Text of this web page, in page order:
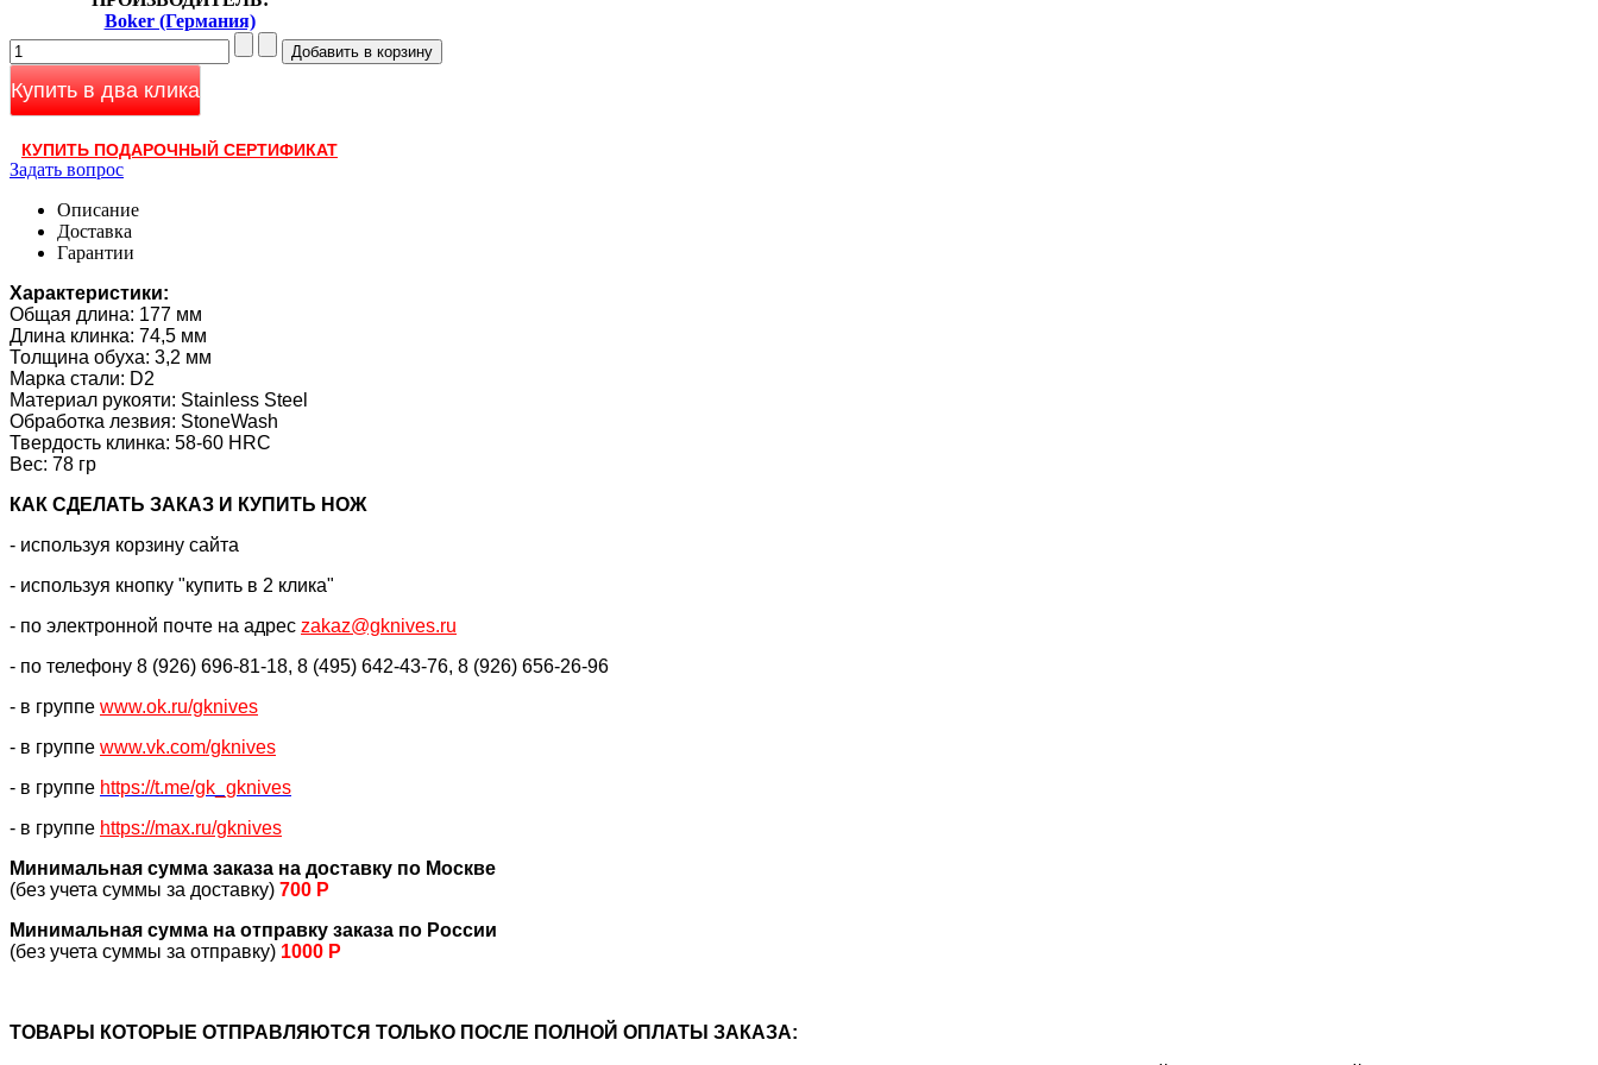
Boker (Германия)
Купить в два клика
КУПИТЬ ПОДАРОЧНЫЙ СЕРТИФИКАТ
Задать вопрос
Описание
Доставка
Гарантии
Характеристики:
Общая длина: 177 мм
Длина клинка: 74,5 мм
Толщина обуха: 3,2 мм
Марка стали: D2
Материал рукояти: Stainless Steel
Обработка лезвия: StoneWash
Твердость клинка: 58-60 HRC
Вес: 78 гр
КАК CДЕЛАТЬ ЗАКАЗ И КУПИТЬ НОЖ
- используя корзину сайта
- используя кнопку "купить в 2 клика"
- по электронной почте на адрес zakaz@gknives.ru
- по телефону 8 (926) 696-81-18, 8 (495) 642-43-76, 8 (926) 656-26-96
- в группе www.ok.ru/gknives
- в группе www.vk.com/gknives
- в группе https://t.me/gk_gknives
- в группе https://max.ru/gknives
Минимальная сумма заказа на доставку по Москве
(без учета суммы за доставку) 700 Р
Минимальная сумма на отправку заказа по России
(без учета суммы за отправку) 1000 Р
ТОВАРЫ КОТОРЫЕ ОТПРАВЛЯЮТСЯ ТОЛЬКО ПОСЛЕ ПОЛНОЙ ОПЛАТЫ ЗАКАЗА: